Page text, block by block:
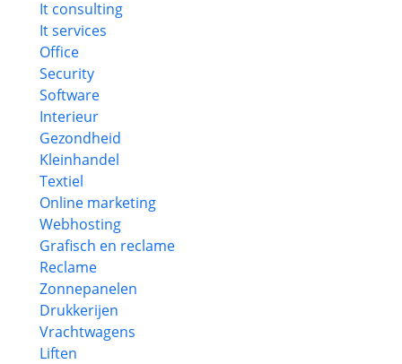
It consulting
It services
Office
Security
Software
Interieur
Gezondheid
Kleinhandel
Textiel
Online marketing
Webhosting
Grafisch en reclame
Reclame
Zonnepanelen
Drukkerijen
Vrachtwagens
Liften